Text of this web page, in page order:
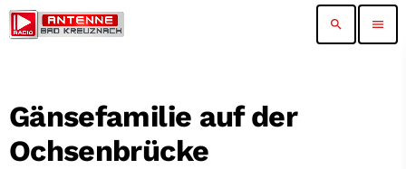
search menu
Gänsefamilie auf der
Ochsenbrücke